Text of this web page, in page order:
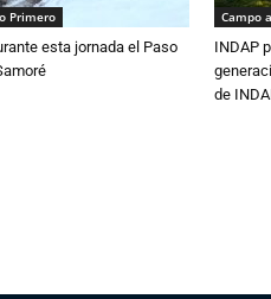
Primero
esta jornada el Paso
Campo
INDAP
de